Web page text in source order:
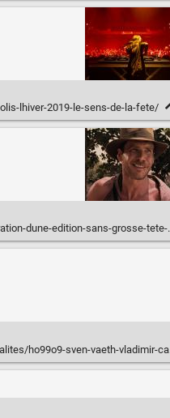
lhiver-2019-le-sens-de-la-fete/
edition-sans-grosse-tete-daffiche/
laffiche-complete-du-festival-panoramas-2019-301118